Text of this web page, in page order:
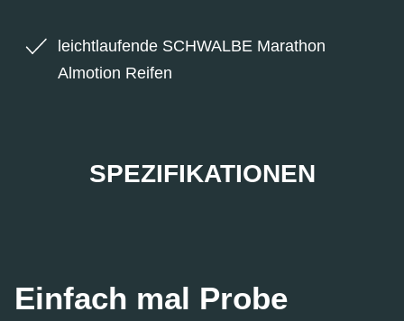
leichtlaufende SCHWALBE Marathon
Almotion Reifen
SPEZIFIKATIONEN
Einfach mal Probe